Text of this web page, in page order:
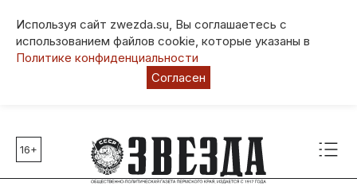
Используя сайт zwezda.su, Вы соглашаетесь с
использованием файлов cookie, которые указаны в
Политике конфиденциальности
Согласен
Главные темы
80 лет Победы
16+